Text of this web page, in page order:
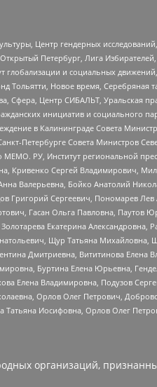
Центр гендерных
Петербург, Лига
глобализации и социальных
Новое время, Серебряная
Центр СИБАЛЬТ, Уральская
инициатив и социального
в Калининграде Совета
Петербурге Совета Министров
РУ, Институт региональной
Кривенко Сергей
Валерьевна, Бойко Анатолий
Сергеевич, Пономарев
Гасан Ольга Павловна,
Екатерина
Щур Татьяна
Дмитриевна, Вититинова Елена
Буртина Елена Юрьевна,
Владимировна, Подузов
Орлов Олег Петрович,
Иосифовна, Орлов Олег
организаций,